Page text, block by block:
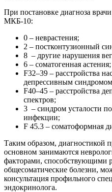
При постановке диагноза
МКБ-10:
0 – неврастения;
2 – постконтузионный
8 – другие нарушения
6 – соматогенная астения;
F32–39 – расстройства
депрессивным
F40–45 – расстройства
спектров;
3 – синдром усталости
инфекции;
F 45.3 – соматоформная
Таким образом, диагностикой
основном занимаются
факторами, способствующими
общесоматические болезни,
консультация профильного
эндокринолога.